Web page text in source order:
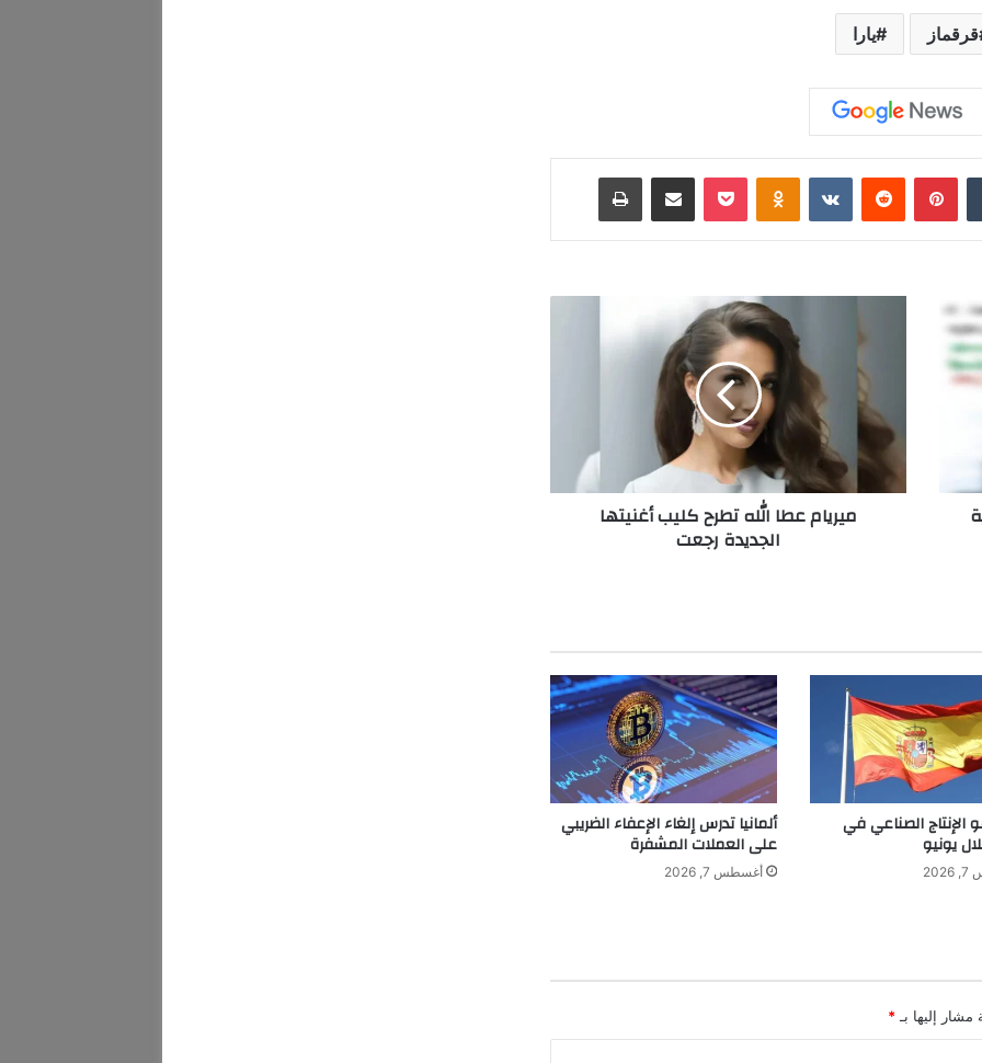
قرقماز يارا
‏Tumblr بينتيريست ‏Reddit
‏VKontakte
Odnoklassniki
‫Pocket مشاركة عبر البريد طباعة
ا
ر
ح
ل
ي
ب
غ
د
ي
ميريام عطا الله تطرح كليب أغنيتها
الجديدة رجعت
الإنتاج الصناعي في
يونيو
ألمانيا تدرس إلغاء الإعفاء الضريبي
على العملات المشفرة
أغسطس 7, 2026
مشار إليها بـ *